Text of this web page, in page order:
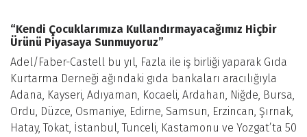
“Kendi Çocuklarımıza Kullandırmayacağımız Hiçbir
Ürünü Piyasaya Sunmuyoruz”
Adel/Faber-Castell bu yıl, Fazla ile iş birliği yaparak Gıda
Kurtarma Derneği ağındaki gıda bankaları aracılığıyla
Adana, Kayseri, Adıyaman, Kocaeli, Ardahan, Niğde, Bursa,
Ordu, Düzce, Osmaniye, Edirne, Samsun, Erzincan, Şırnak,
Hatay, Tokat, İstanbul, Tunceli, Kastamonu ve Yozgat’ta 50